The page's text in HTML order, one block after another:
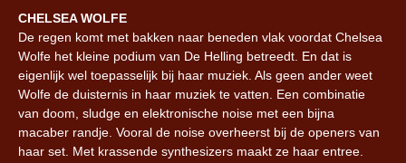
CHELSEA WOLFE
De regen komt met bakken naar beneden vlak voordat Chelsea
Wolfe het kleine podium van De Helling betreedt. En dat is
eigenlijk wel toepasselijk bij haar muziek. Als geen ander weet
Wolfe de duisternis in haar muziek te vatten. Een combinatie
van doom, sludge en elektronische noise met een bijna
macaber randje. Vooral de noise overheerst bij de openers van
haar set. Met krassende synthesizers maakt ze haar entree.